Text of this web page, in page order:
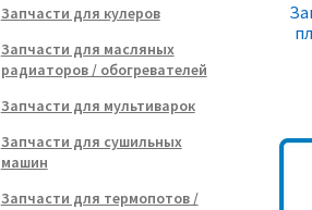
Запчасти для кулеров
Запчасти для масляных
радиаторов / обогревателей
Запчасти для мультиварок
Запчасти для сушильных
машин
Запчасти для термопотов /